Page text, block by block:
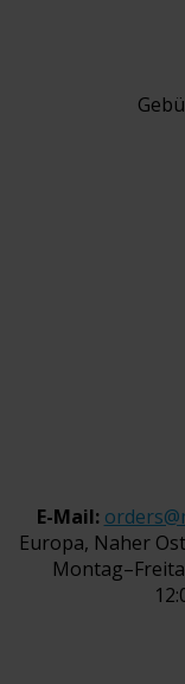
E-Mail:
Europa, Naher